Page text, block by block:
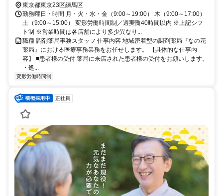
東京都東京23区練馬区
勤務曜日・時間 月・火・水・金（9:00～19:00） 木（9:00～17:00）
土（9:00～15:00） 変形労働時間制／週実働40時間以内 ※上記シフ
ト制 ※営業時間は各店舗により多少異なり...
職種 調剤薬局事務スタッフ 仕事内容 地域密着型の調剤薬局『なの花
薬局』における医療事務業務をお任せします。 【具体的な仕事内
容】 ■患者様の受付 薬局に来店された患者様の受付をお願いします。
・処...
変形労働時間制
正社員